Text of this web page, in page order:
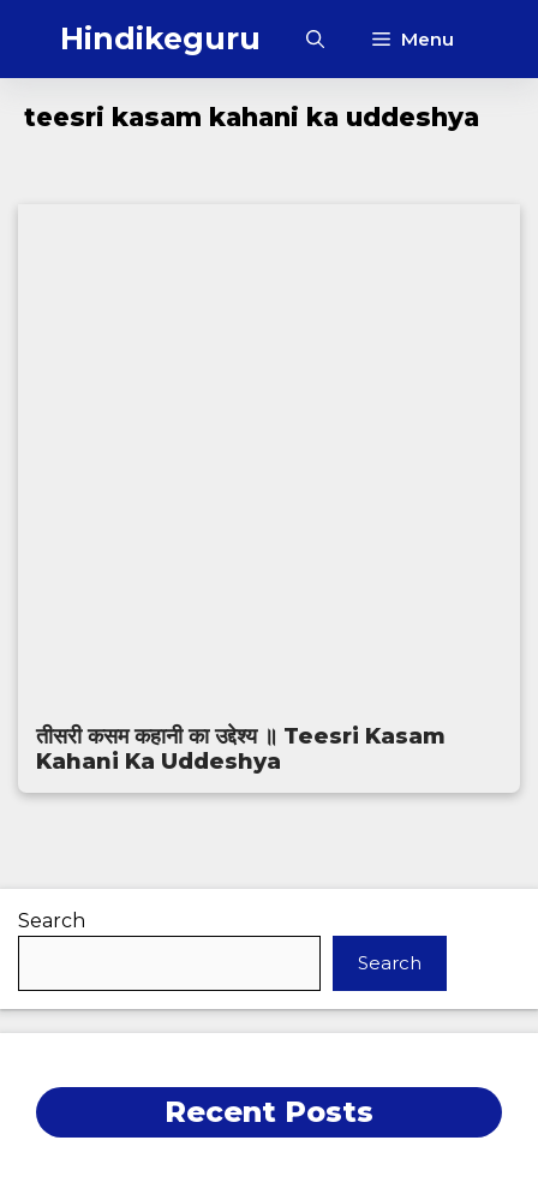
Hindikeguru Menu
teesri kasam kahani ka uddeshya
तीसरी कसम कहानी का उद्देश्य ॥ Teesri Kasam
Kahani Ka Uddeshya
Search
Search
Recent Posts